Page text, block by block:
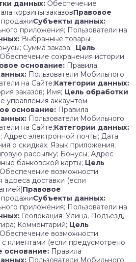
данных: Обеспечение
корзины заказовПравовое
продажиСубъекты данных:
приложения; Пользователи на
Выбранные товары;
Сумма заказа; Цель
Обеспечение сохранения истории
основание: Правила
Пользователи Мобильного
на Сайте;Категории данных:
заказов; Имя; Цель обработки
управления аккаунтом
основание: Правила
Пользователи Мобильного
на Сайте;Категории данных:
электронной почты; Дата
о скидках; Язык приложения;
рассылку; Бонусы; Адрес
банковской карты; Цель
Обеспечение возможности
адреса доставки (если
Правовое
продажиСубъекты данных:
приложения; Пользователи на
Геолокация; Улица, Подъезд,
Комментарий; Цель
Обеспечение возможности
с клиентами (если предусмотрено
основание: Правила
Пользователи Мобильного